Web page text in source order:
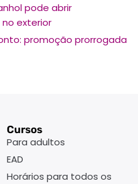
pode abrir
exterior
promoção prorrogada
Cursos
Para adultos
EAD
Horários para todos os